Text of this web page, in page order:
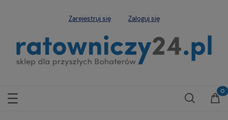
Zarejestruj się Zaloguj się